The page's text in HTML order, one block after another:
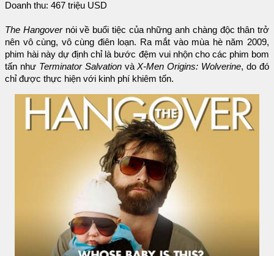
Doanh thu: 467 triệu USD
The Hangovernói về buổi tiệc của những anh chàng độc thân trở
nên vô cùng, vô cùng điên loạn. Ra mắt vào mùa hè năm 2009,
phim hài này dự định chỉ là bước đệm vui nhộn cho các phim bom
tấn như Terminator SalvationvàX-Men Origins: Wolverine, do đó
chỉ được thực hiện với kinh phí khiêm tốn.